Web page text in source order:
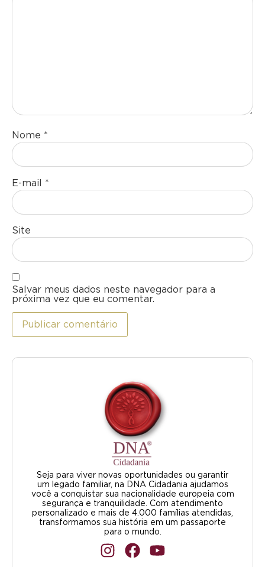
Nome *
E-mail *
Site
Salvar meus dados neste navegador para a
próxima vez que eu comentar.
Seja para viver novas oportunidades ou garantir
um legado familiar, na DNA Cidadania ajudamos
você a conquistar sua nacionalidade europeia com
segurança e tranquilidade. Com atendimento
personalizado e mais de 4.000 famílias atendidas,
transformamos sua história em um passaporte
para o mundo.